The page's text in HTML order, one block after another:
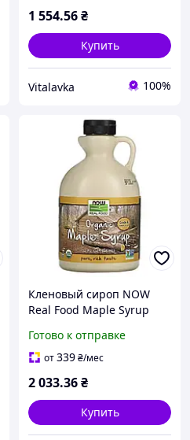
1 554.56₴
Купить
Vitalavka 100%
Кленовый сироп NOW
Real Food Maple Syrup
цвета, 946 мл
Готово к отправке
от339₴/мес
2 033.36₴
Купить